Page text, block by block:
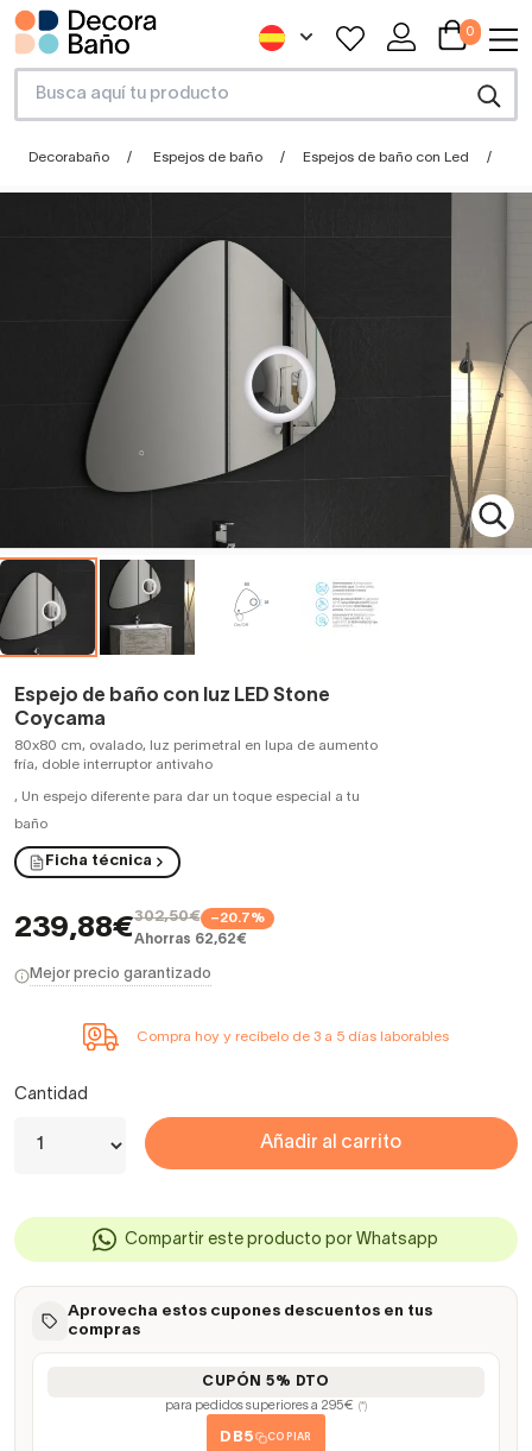
0
Decorabaño Espejos de baño Espejos de baño con Led
Espejo de baño con luz LED Stone
Coycama
80x80 cm, ovalado, luz perimetral en lupa de aumento
fría, doble interruptor antivaho
, Un espejo diferente para dar un toque especial a tu
baño
Ficha técnica
239,88€302,50€ −20.7%
Ahorras 62,62€
Mejor precio garantizado
Compra hoy y recíbelo de 3 a 5 días laborables
Cantidad
Añadir al carrito
Compartir este producto por Whatsapp
Aprovecha estos cupones descuentos en tus
compras
CUPÓN 5% DTO
para pedidos superiores a 295€ (*)
DB5 COPIAR